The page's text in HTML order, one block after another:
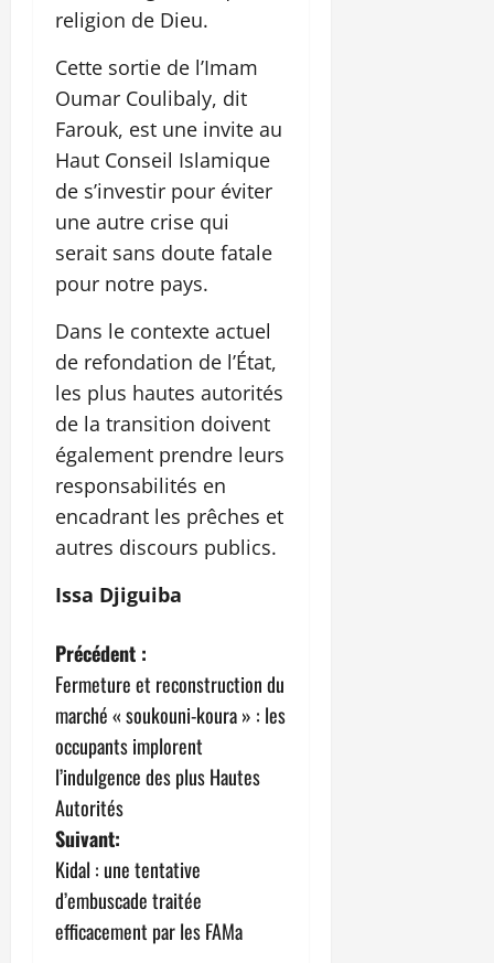
religion de Dieu.
Cette sortie de l’Imam
Oumar Coulibaly, dit
Farouk, est une invite au
Haut Conseil Islamique
de s’investir pour éviter
une autre crise qui
serait sans doute fatale
pour notre pays.
Dans le contexte actuel
de refondation de l’État,
les plus hautes autorités
de la transition doivent
également prendre leurs
responsabilités en
encadrant les prêches et
autres discours publics.
Issa Djiguiba
N
a
v
i
g
a
t
Précédent :
Fermeture et reconstruction du
marché « soukouni-koura » : les
occupants implorent
l’indulgence des plus Hautes
Autorités
Suivant:
Kidal : une tentative
d’embuscade traitée
efficacement par les FAMa